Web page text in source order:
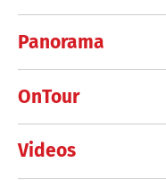
Panorama
OnTour
Videos